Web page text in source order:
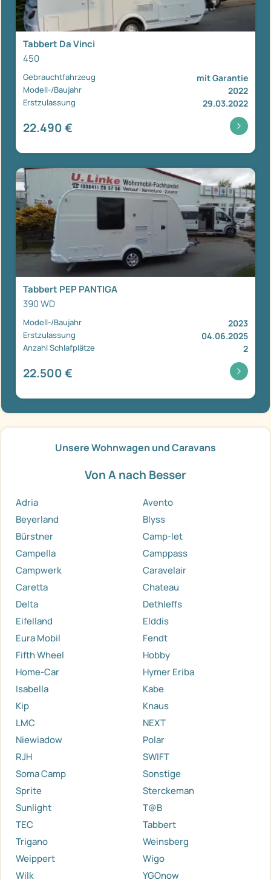
Tabbert Da Vinci
450
Gebrauchtfahrzeug mit Garantie
Modell-/Baujahr 2022
Erstzulassung 29.03.2022
22.490 €
Tabbert PEP PANTIGA
390 WD
Modell-/Baujahr 2023
Erstzulassung 04.06.2025
Anzahl Schlafplätze 2
22.500 €
Unsere Wohnwagen und Caravans
Von A nach Besser
Adria
Avento
Beyerland
Blyss
Bürstner
Camp-let
Campella
Camppass
Campwerk
Caravelair
Caretta
Chateau
Delta
Dethleffs
Eifelland
Elddis
Eura Mobil
Fendt
Fifth Wheel
Hobby
Home-Car
Hymer Eriba
Isabella
Kabe
Kip
Knaus
LMC
NEXT
Niewiadow
Polar
RJH
SWIFT
Soma Camp
Sonstige
Sprite
Sterckeman
Sunlight
T@B
TEC
Tabbert
Trigano
Weinsberg
Weippert
Wigo
Wilk
YGOnow